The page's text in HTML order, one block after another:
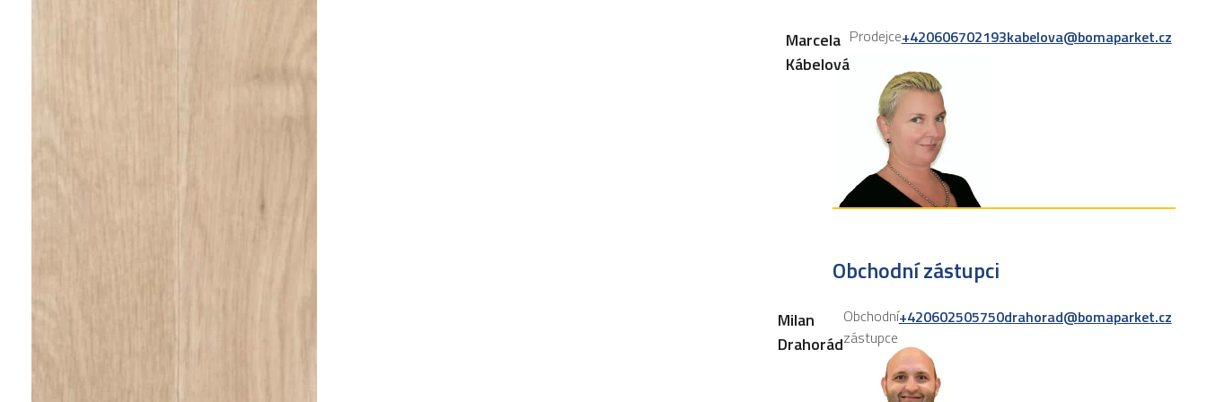
Marcela
Kábelová
Prodejce+420606702193kabelova@bomaparket.cz
Obchodní zástupci
Milan
Drahorád
Obchodní
zástupce
+420602505750drahorad@bomaparket.cz